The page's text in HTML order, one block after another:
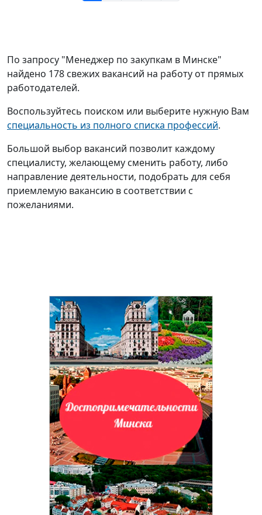
По запросу "Менеджер по закупкам в Минске"
найдено 178 свежих вакансий на работу от прямых
работодателей.
Воспользуйтесь поиском или выберите нужную Вам
специальность из полного списка профессий.
Большой выбор вакансий позволит каждому
специалисту, желающему сменить работу, либо
направление деятельности, подобрать для себя
приемлемую вакансию в соответствии с
пожеланиями.